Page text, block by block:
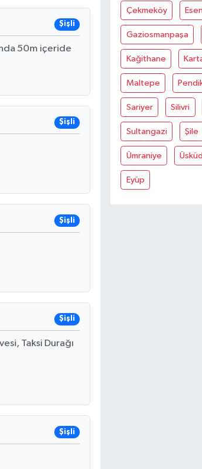
Şişli
50m içeride
Şişli
Şişli
Şişli
Taksi Durağı
Şişli
Çekmeköy
Gaziosmanpaşa
Kağithane
Maltepe
Sariyer Silivri
Sultangazi Şile
Ümraniye
Eyüp